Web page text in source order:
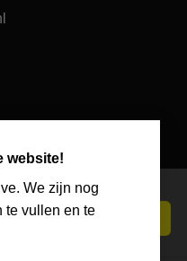
website!
We zijn nog
te vullen en te